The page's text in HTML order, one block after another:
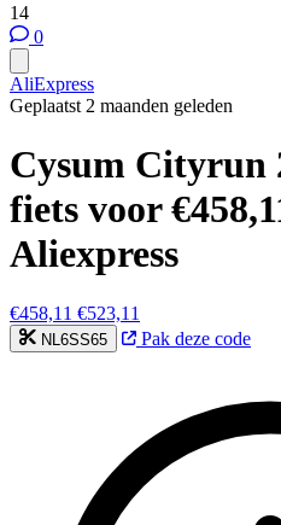
14
0
AliExpress
Geplaatst 2 maanden geleden
Cysum Cityrun
fiets voor
Aliexpress
€458,11 €523,11
NL6SS65 Pak deze code